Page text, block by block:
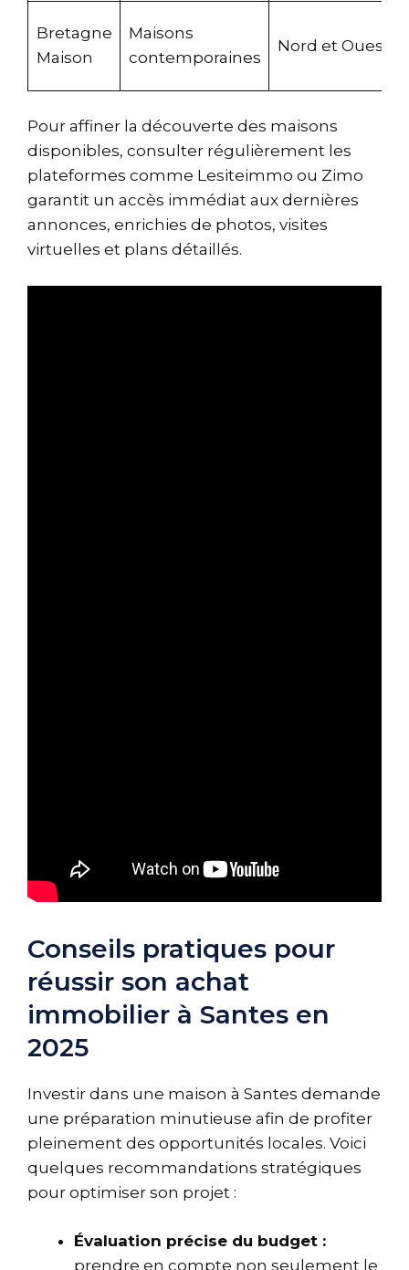
Bretagne
Maison
Maisons
contemporaines
Nord et Ouest
Pour affiner la découverte des maisons
disponibles, consulter régulièrement les
plateformes comme Lesiteimmo ou Zimo
garantit un accès immédiat aux dernières
annonces, enrichies de photos, visites
virtuelles et plans détaillés.
Conseils pratiques pour
réussir son achat
immobilier à Santes en
2025
Investir dans une maison à Santes demande
une préparation minutieuse afin de profiter
pleinement des opportunités locales. Voici
quelques recommandations stratégiques
pour optimiser son projet :
Évaluation précise du budget :
prendre en compte non seulement le